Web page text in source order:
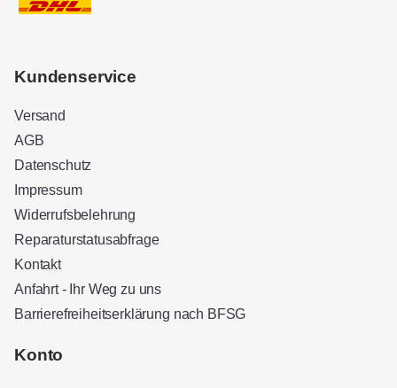
Kundenservice
Versand
AGB
Datenschutz
Impressum
Widerrufsbelehrung
Reparaturstatusabfrage
Kontakt
Anfahrt - Ihr Weg zu uns
Barrierefreiheitserklärung nach BFSG
Konto
Kundenbewertungen und Erfahrungen zu